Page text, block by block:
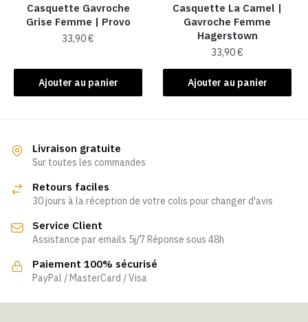
Casquette Gavroche
Grise Femme​ | Provo
33,90€
Ajouter au panier
Casquette La Camel​ |
Gavroche Femme
Hagerstown
33,90€
Ajouter au panier
Livraison gratuite
Sur toutes les commandes
Retours faciles
30 jours à la réception de votre colis pour changer d'avis
Service Client
Assistance par emails 5j/7 Réponse sous 48h
Paiement 100% sécurisé
PayPal / MasterCard / Visa